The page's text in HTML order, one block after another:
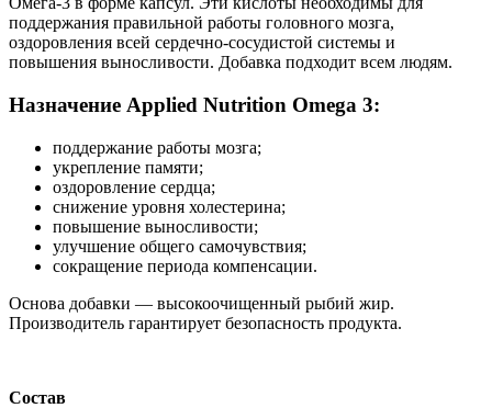
поддержания правильной работы головного мозга,
оздоровления всей сердечно-сосудистой системы и
повышения выносливости. Добавка подходит всем людям.
Назначение Applied Nutrition Omega 3:
поддержание работы мозга;
укрепление памяти;
оздоровление сердца;
снижение уровня холестерина;
повышение выносливости;
улучшение общего самочувствия;
сокращение периода компенсации.
Основа добавки — высокоочищенный рыбий жир.
Производитель гарантирует безопасность продукта.
Состав